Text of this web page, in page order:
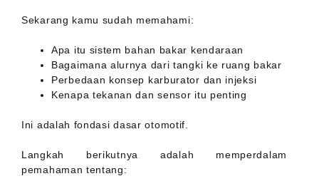
Sekarang kamu sudah memahami:
Apa itu sistem bahan bakar kendaraan
Bagaimana alurnya dari tangki ke ruang bakar
Perbedaan konsep karburator dan injeksi
Kenapa tekanan dan sensor itu penting
Ini adalah fondasi dasar otomotif.
Langkah berikutnya adalah memperdalam
pemahaman tentang: